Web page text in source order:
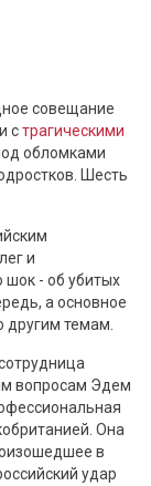
совещание
страгическими
обломками
Шесть
и
шок - об убитых
а основное
темам.
вопросам Эдем
Она
в
удар